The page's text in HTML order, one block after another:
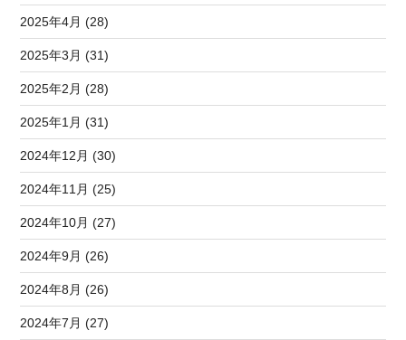
2025年4月 (28)
2025年3月 (31)
2025年2月 (28)
2025年1月 (31)
2024年12月 (30)
2024年11月 (25)
2024年10月 (27)
2024年9月 (26)
2024年8月 (26)
2024年7月 (27)